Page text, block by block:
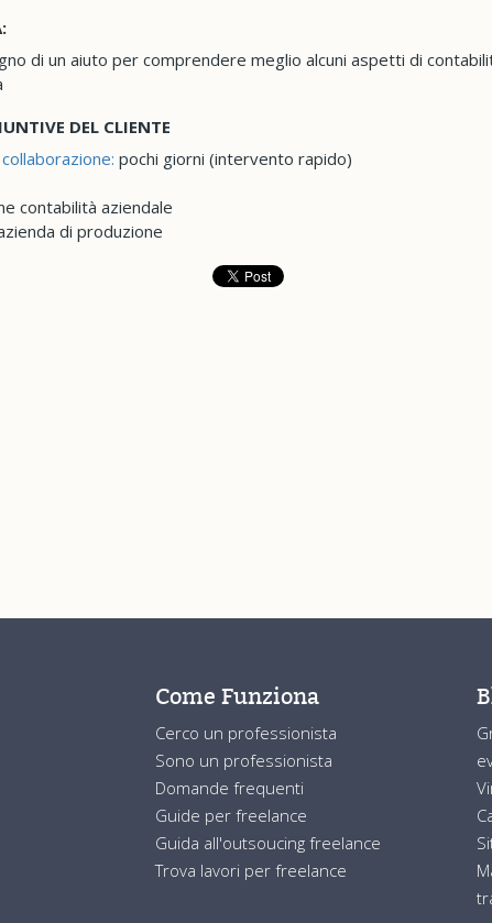
di un aiuto per comprendere meglio alcuni aspetti di
DEL CLIENTE
pochi giorni (intervento rapido)
contabilità aziendale
di produzione
Come Funziona
Cerco un professionista
Sono un professionista
Domande frequenti
Guide per freelance
Guida all'outsoucing freelance
Trova lavori per freelance